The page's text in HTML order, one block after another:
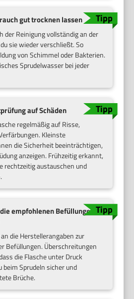
gut trocknen lassen
der Reinigung vollständig an der
sie wieder verschließt. So
von Schimmel oder Bakterien.
Sprudelwasser bei jeder
auf Schäden
regelmäßig auf Risse,
Kleinste
die Sicherheit beeinträchtigen,
anzeigen. Frühzeitig erkannt,
rechtzeitig austauschen und
empfohlenen Befüllungen
die Herstellerangaben zur
Befüllungen. Überschreitungen
die Flasche unter Druck
beim Sprudeln sicher und
Brüche.